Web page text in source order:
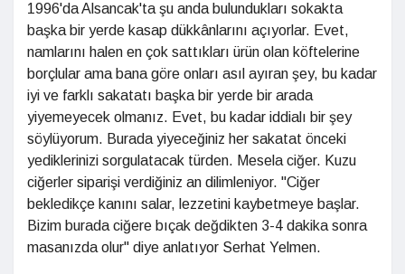
1996'da Alsancak'ta şu anda bulundukları sokakta
başka bir yerde kasap dükkânlarını açıyorlar. Evet,
namlarını halen en çok sattıkları ürün olan köftelerine
borçlular ama bana göre onları asıl ayıran şey, bu kadar
iyi ve farklı sakatatı başka bir yerde bir arada
yiyemeyecek olmanız. Evet, bu kadar iddialı bir şey
söylüyorum. Burada yiyeceğiniz her sakatat önceki
yediklerinizi sorgulatacak türden. Mesela ciğer. Kuzu
ciğerler siparişi verdiğiniz an dilimleniyor. "Ciğer
bekledikçe kanını salar, lezzetini kaybetmeye başlar.
Bizim burada ciğere bıçak değdikten 3-4 dakika sonra
masanızda olur" diye anlatıyor Serhat Yelmen.